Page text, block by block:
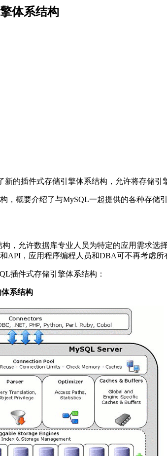
体系结构
新的插件式存储引擎体系结构，允许将存储引
，概要介绍了与MySQL一起提供的各种存储
，允许数据库专业人员为特定的应用需求选
API ，应用程序编程人员和DBA可不再考虑所
插件式存储引擎体系结构：
系结构